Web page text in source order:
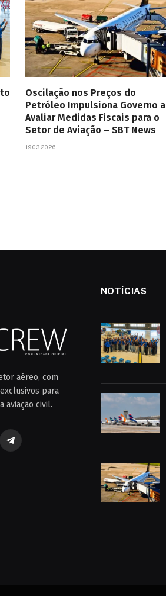
Oscilação nos Preços do
Petróleo Impulsiona Governo a
Avaliar Medidas Fiscais para o
Setor de Aviação – SBT News
19.03.2026
aéreo, com
para
aviação civil.
Telegrama
NOTÍCIAS